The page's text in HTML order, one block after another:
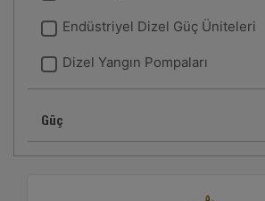
Endüstriyel Dizel Güç Üniteleri
Dizel Yangın Pompaları
Güç